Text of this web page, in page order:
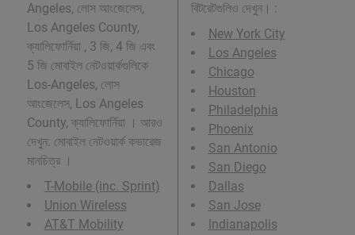
Angeles, লোস আংজেলেস,
Los Angeles County,
ক্যালিফোর্নিয়া , 3 জি, 4 জি এবং
5 জি মোবাইল নেটওয়ার্কগুলিকে
Los-Angeles, লোস
আংজেলেস, Los Angeles
County, ক্যালিফোর্নিয়া । আরও
দেখুন: মোবাইল নেটওয়ার্ক কভারেজ
মানচিত্র ।
T-Mobile (inc. Sprint)
Union Wireless
AT&T Mobility
বিটরেটগুলিও দেখুন। :
New York City
Los Angeles
Chicago
Houston
Philadelphia
Phoenix
San Antonio
San Diego
Dallas
San Jose
Indianapolis